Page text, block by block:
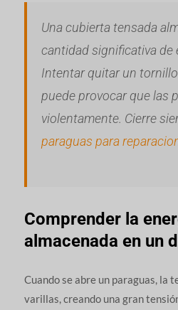
Una cubierta tensada
cantidad significativa de
Intentar quitar un
puede provocar que las
violentamente. Cierre
paraguas para
Comprender la
almacenada en un
Cuando se abre un paraguas, la
varillas, creando una gran